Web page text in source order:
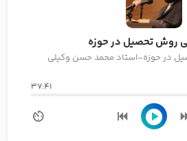
روش تحصیل در حوزه
در حوزه-استاد محمد حسن وکیلی
37:41